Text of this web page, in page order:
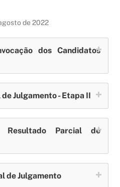
de 2022
dos Candidatos
Julgamento - Etapa II
Resultado Parcial de
de Julgamento